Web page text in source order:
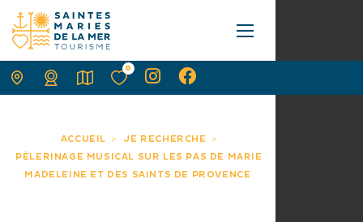
ACCUEIL
JE RECHERCHE
PÈLERINAGE MUSICAL SUR LES PAS DE MARIE
MADELEINE ET DES SAINTS DE PROVENCE
0